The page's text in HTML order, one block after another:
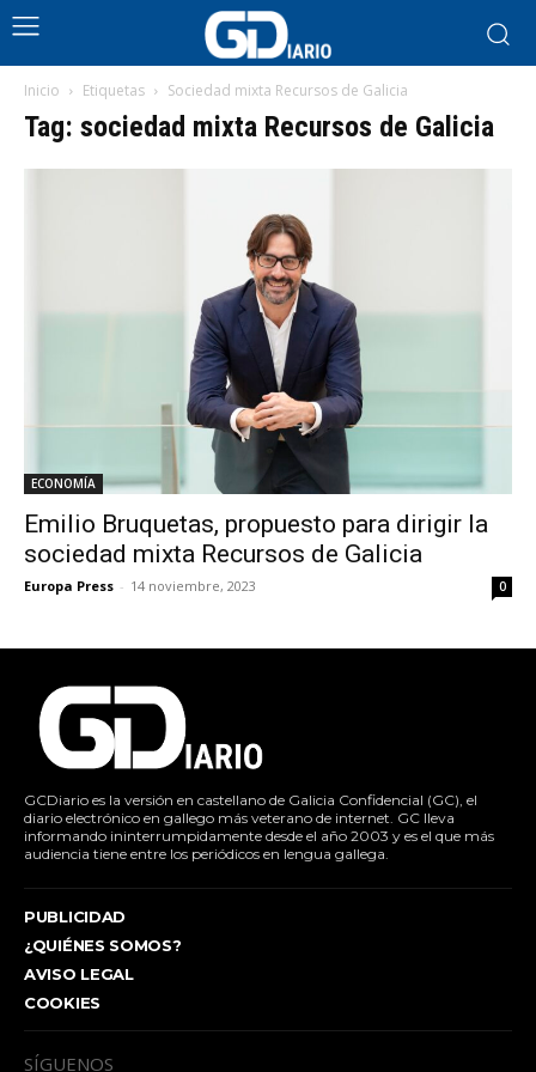
Inicio Etiquetas Sociedad mixta Recursos de Galicia
Tag: sociedad mixta Recursos de Galicia
ECONOMÍA
Emilio Bruquetas, propuesto para dirigir la
sociedad mixta Recursos de Galicia
Europa Press - 14 noviembre, 2023 0
GCDiario es la versión en castellano de Galicia Confidencial (GC), el
diario electrónico en gallego más veterano de internet. GC lleva
informando ininterrumpidamente desde el año 2003 y es el que más
audiencia tiene entre los periódicos en lengua gallega.
PUBLICIDAD
¿QUIÉNES SOMOS?
AVISO LEGAL
COOKIES
SÍGUENOS